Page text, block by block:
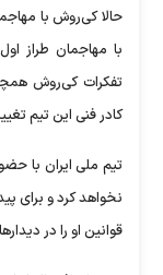
حالا کی‌روش با
با مهاجمان طراز
تفکرات کی‌روش
کادر فنی این تیم
تیم ملی ایران با
نخواهد کرد و برای
قوانین او را در